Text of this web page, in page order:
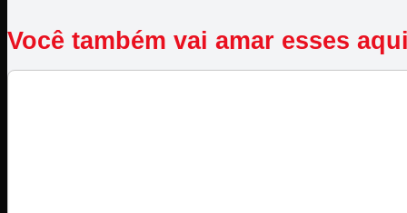
Você também vai amar esses